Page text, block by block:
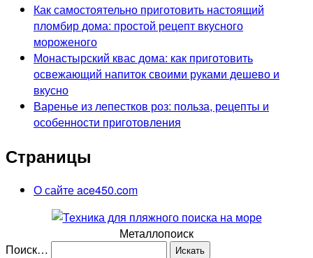
Как самостоятельно приготовить настоящий
пломбир дома: простой рецепт вкусного
мороженого
Монастырский квас дома: как приготовить
освежающий напиток своими руками дешево и
вкусно
Варенье из лепестков роз: польза, рецепты и
особенности приготовления
Страницы
О сайте ace450.com
Металлопоиск
Поиск…